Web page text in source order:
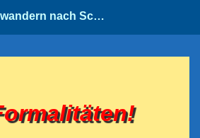
Auswandern nach Schweden